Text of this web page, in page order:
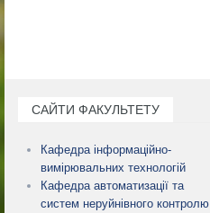
САЙТИ ФАКУЛЬТЕТУ
Кафедра інформаційно-
вимірювальних технологій
Кафедра автоматизації та
систем неруйнівного контролю